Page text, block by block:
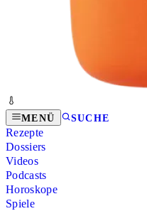
MENÜ SUCHE
Rezepte
Dossiers
Videos
Podcasts
Horoskope
Spiele